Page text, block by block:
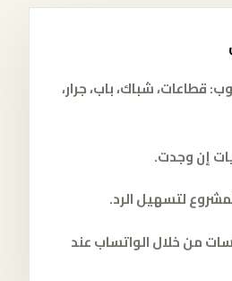
قطاعات، شباك، باب، جرار،
إن وجدت.
لتسهيل الرد.
من خلال الواتساب عند